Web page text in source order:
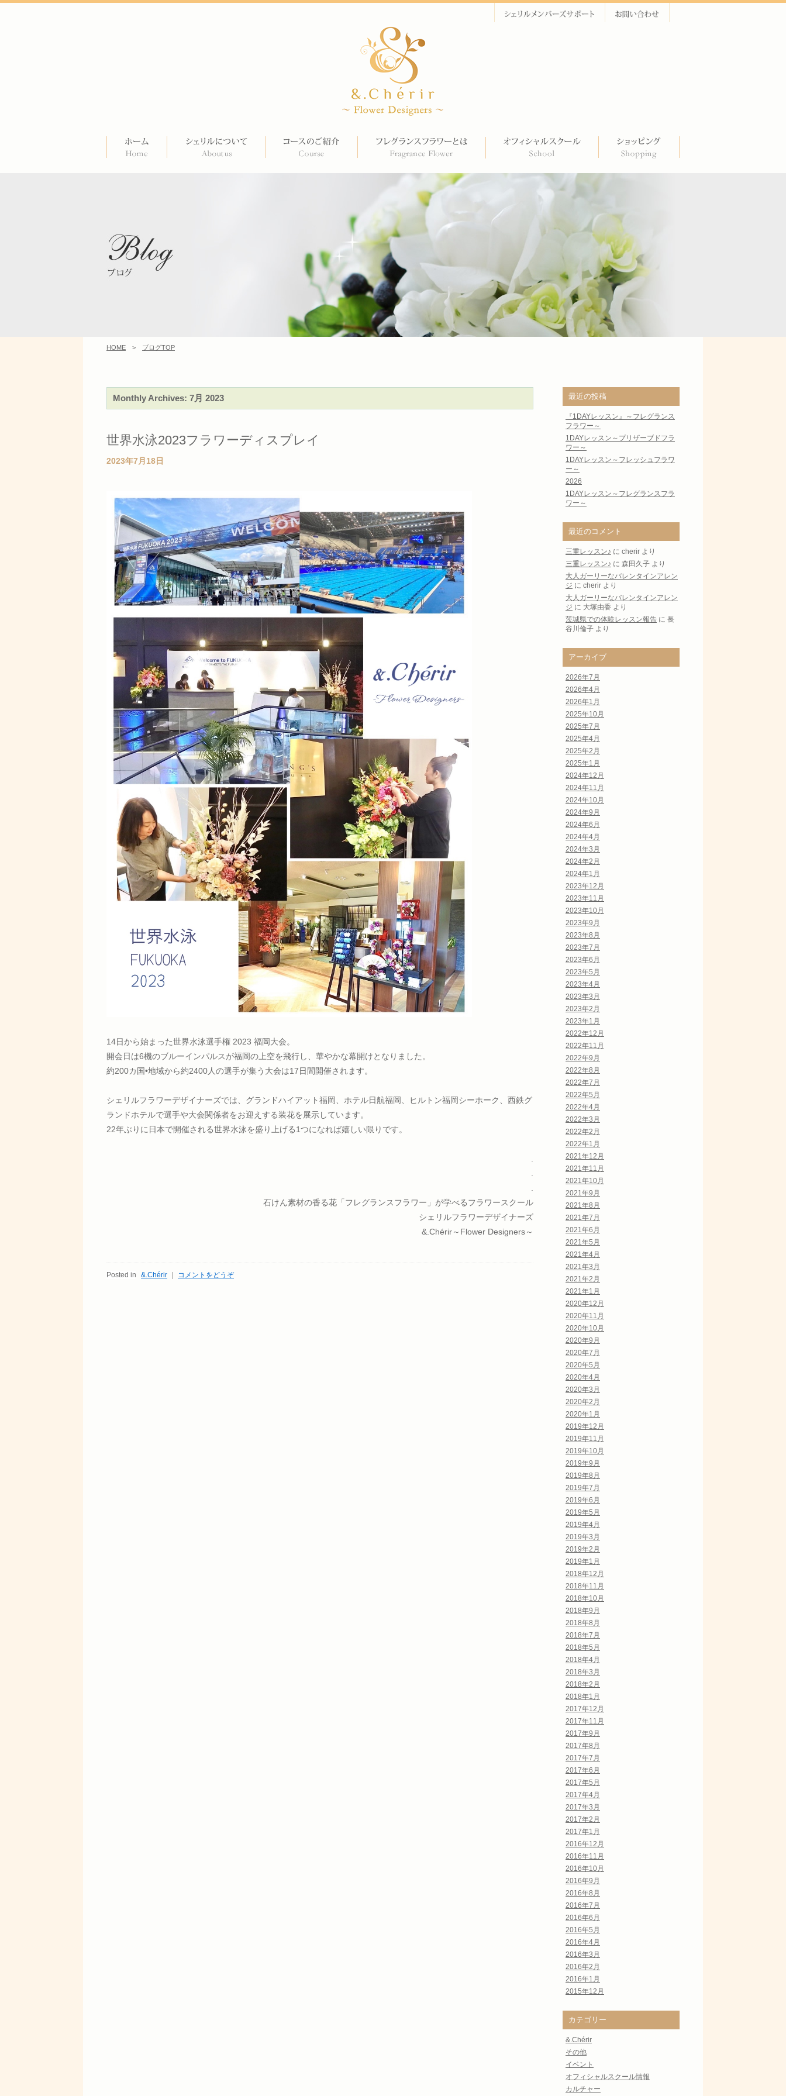
HOME > ブログTOP
Monthly Archives: 7月 2023
世界水泳2023フラワーディスプレイ
2023年7月18日
14日から始まった世界水泳選手権 2023 福岡大会。
開会日は6機のブルーインパルスが福岡の上空を飛行し、華やかな幕開けとなりました。
約200カ国•地域から約2400人の選手が集う大会は17日間開催されます。
シェリルフラワーデザイナーズでは、グランドハイアット福岡、ホテル日航福岡、ヒルトン福岡シーホーク、西鉄グ
ランドホテルで選手や大会関係者をお迎えする装花を展示しています。
22年ぶりに日本で開催される世界水泳を盛り上げる1つになれば嬉しい限りです。
石けん素材の香る花「フレグランスフラワー」が学べるフラワースクール
シェリルフラワーデザイナーズ
&.Chérir～Flower Designers～
Posted in &.Chérir コメントをどうぞ
最近の投稿
『1DAYレッスン』～フレグランス
フラワー～
1DAYレッスン～プリザーブドフラ
ワー～
1DAYレッスン～フレッシュフラワ
ー～
2026
1DAYレッスン～フレグランスフラ
ワー～
最近のコメント
三重レッスン♪ に cherir より
三重レッスン♪ に 森田久子 より
大人ガーリーなバレンタインアレン
ジ に cherir より
大人ガーリーなバレンタインアレン
ジ に 大塚由香 より
茨城県での体験レッスン報告 に 長
谷川倫子 より
アーカイブ
2026年7月
2026年4月
2026年1月
2025年10月
2025年7月
2025年4月
2025年2月
2025年1月
2024年12月
2024年11月
2024年10月
2024年9月
2024年6月
2024年4月
2024年3月
2024年2月
2024年1月
2023年12月
2023年11月
2023年10月
2023年9月
2023年8月
2023年7月
2023年6月
2023年5月
2023年4月
2023年3月
2023年2月
2023年1月
2022年12月
2022年11月
2022年9月
2022年8月
2022年7月
2022年5月
2022年4月
2022年3月
2022年2月
2022年1月
2021年12月
2021年11月
2021年10月
2021年9月
2021年8月
2021年7月
2021年6月
2021年5月
2021年4月
2021年3月
2021年2月
2021年1月
2020年12月
2020年11月
2020年10月
2020年9月
2020年7月
2020年5月
2020年4月
2020年3月
2020年2月
2020年1月
2019年12月
2019年11月
2019年10月
2019年9月
2019年8月
2019年7月
2019年6月
2019年5月
2019年4月
2019年3月
2019年2月
2019年1月
2018年12月
2018年11月
2018年10月
2018年9月
2018年8月
2018年7月
2018年5月
2018年4月
2018年3月
2018年2月
2018年1月
2017年12月
2017年11月
2017年9月
2017年8月
2017年7月
2017年6月
2017年5月
2017年4月
2017年3月
2017年2月
2017年1月
2016年12月
2016年11月
2016年10月
2016年9月
2016年8月
2016年7月
2016年6月
2016年5月
2016年4月
2016年3月
2016年2月
2016年1月
2015年12月
カテゴリー
&.Chérir
その他
イベント
オフィシャルスクール情報
カルチャー